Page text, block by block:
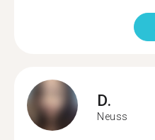
D.
Neuss